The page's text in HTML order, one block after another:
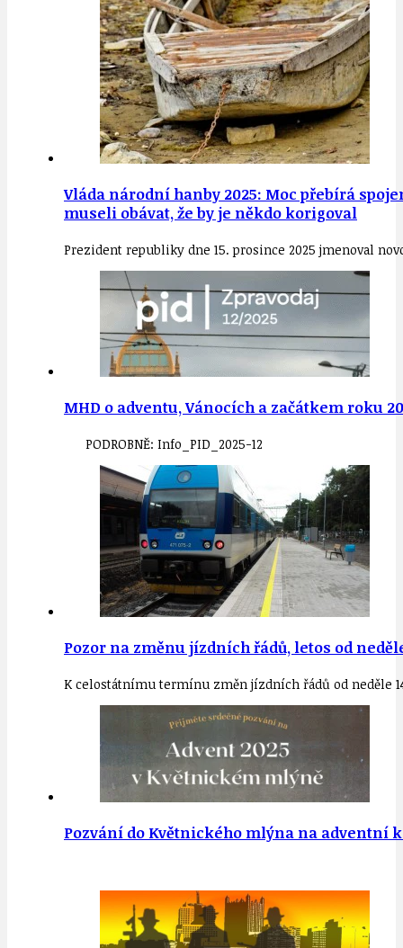
Vláda národní hanby 2025: Moc přebírá
museli obávat, že by je někdo korigoval
Prezident republiky dne 15. prosince 2025 jmenoval
MHD o adventu, Vánocích a začátkem roku
PODROBNĚ: Info_PID_2025-12
Pozor na změnu jízdních řádů, letos od
K celostátnímu termínu změn jízdních řádů od neděle
Pozvání do Květnického mlýna na adventní